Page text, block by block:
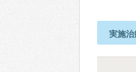
実施治